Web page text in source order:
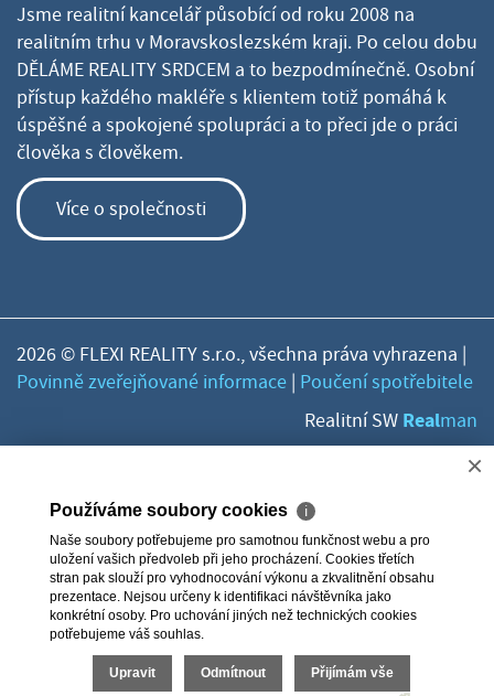
Jsme realitní kancelář působící od roku 2008 na
realitním trhu v Moravskoslezském kraji. Po celou dobu
DĚLÁME REALITY SRDCEM a to bezpodmínečně. Osobní
přístup každého makléře s klientem totiž pomáhá k
úspěšné a spokojené spolupráci a to přeci jde o práci
člověka s člověkem.
Více o společnosti
2026 © FLEXI REALITY s.r.o., všechna práva vyhrazena |
Povinně zveřejňované informace | Poučení spotřebitele
Realitní SW Realman
×
Používáme soubory cookies ℹ
Naše soubory potřebujeme pro samotnou funkčnost webu a pro
uložení vašich předvoleb při jeho procházení. Cookies třetích
stran pak slouží pro vyhodnocování výkonu a zkvalitnění obsahu
prezentace. Nejsou určeny k identifikaci návštěvníka jako
konkrétní osoby. Pro uchování jiných než technických cookies
potřebujeme váš souhlas.
Upravit Odmítnout Přijímám vše